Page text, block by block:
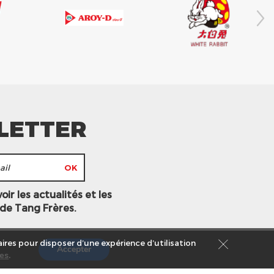
les actualités et les
Tang Frères.
légales
pour disposer d’une expérience d’utilisation
. Accepter